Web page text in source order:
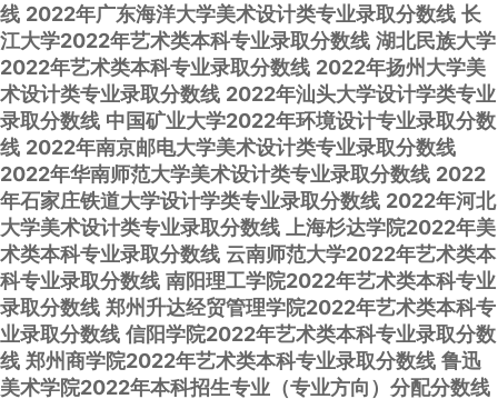
线 2022年广东海洋大学美术设计类专业录取分数线 长
江大学2022年艺术类本科专业录取分数线 湖北民族大学
2022年艺术类本科专业录取分数线 2022年扬州大学美
术设计类专业录取分数线 2022年汕头大学设计学类专业
录取分数线 中国矿业大学2022年环境设计专业录取分数
线 2022年南京邮电大学美术设计类专业录取分数线
2022年华南师范大学美术设计类专业录取分数线 2022
年石家庄铁道大学设计学类专业录取分数线 2022年河北
大学美术设计类专业录取分数线
上海杉达学院2022年美
术类本科专业录取分数线 云南师范大学2022年艺术类本
科专业录取分数线 南阳理工学院2022年艺术类本科专业
录取分数线 郑州升达经贸管理学院2022年艺术类本科专
业录取分数线 信阳学院2022年艺术类本科专业录取分数
线 郑州商学院2022年艺术类本科专业录取分数线 鲁迅
美术学院2022年本科招生专业（专业方向）分配分数线